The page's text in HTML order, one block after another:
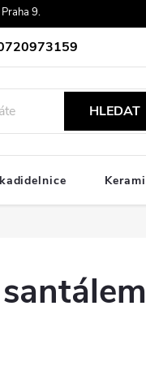
9.
údajů Doprava
HLEDAT